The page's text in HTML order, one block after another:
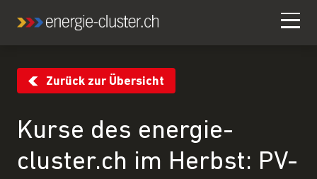
Zurück zur Übersicht
Kurse des energie-
cluster.ch im Herbst: PV-